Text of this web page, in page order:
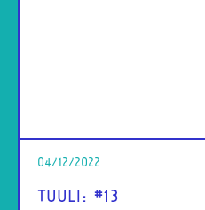
04/12/2022
TUULI: #13